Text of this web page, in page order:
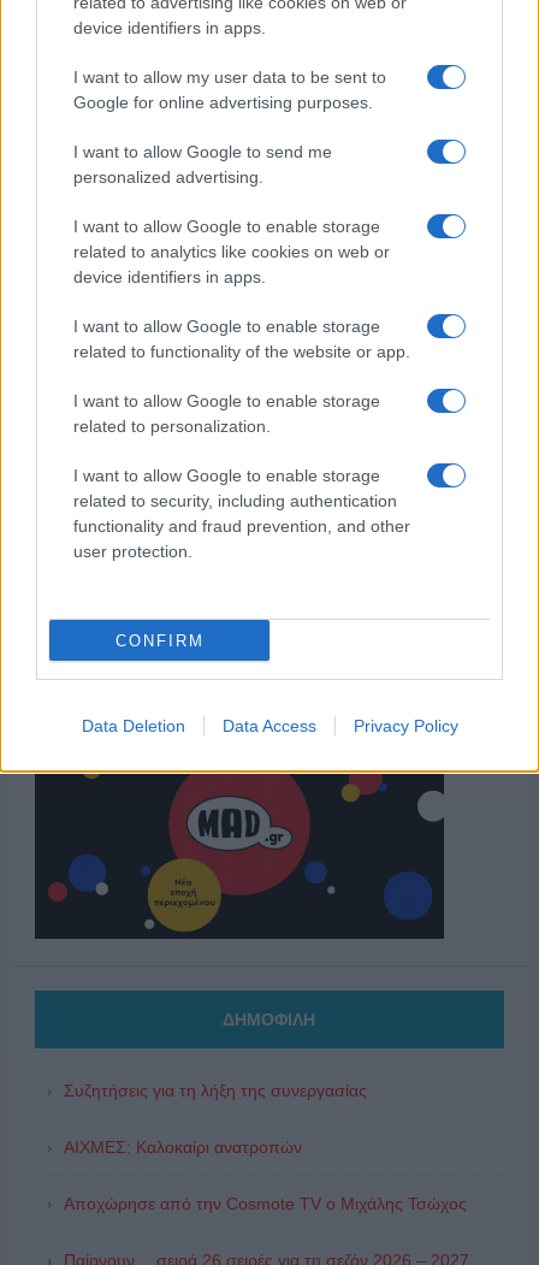
device identifiers in apps.
I want to allow my user data to be sent to
Google for online advertising purposes.
I want to allow Google to send me
personalized advertising.
I want to allow Google to enable storage
related to analytics like cookies on web or
device identifiers in apps.
I want to allow Google to enable storage
related to functionality of the website or app.
I want to allow Google to enable storage
related to personalization.
I want to allow Google to enable storage
related to security, including authentication
functionality and fraud prevention, and other
user protection.
CONFIRM
Data Deletion Data Access Privacy Policy
ΔΗΜΟΦΙΛΗ
Συζητήσεις για τη λήξη της συνεργασίας
ΑΙΧΜΕΣ: Καλοκαίρι ανατροπών
Αποχώρησε από την Cosmote TV o Μιχάλης Τσώχος
Παίρνουν… σειρά 26 σειρές για τη σεζόν 2026 – 2027